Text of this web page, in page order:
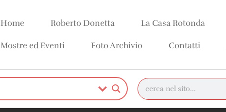
Home Roberto Donetta La Casa Rotonda
Mostre ed Eventi Foto Archivio Contatti